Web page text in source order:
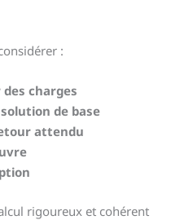
:
charges
de base
attendu
rigoureux et cohérent